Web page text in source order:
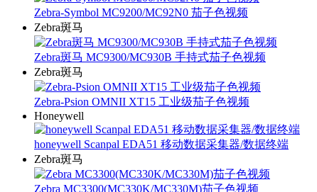
Zebra-Symbol MC9200/MC92N0 茄子色视频
Zebra斑马
Zebra斑马 MC9300/MC930B 手持式茄子色视频
Zebra斑马
Zebra-Psion OMNII XT15 工业级茄子色视频
Honeywell
honeywell Scanpal EDA51 移动数据采集器/数据终端
Zebra斑马
Zebra MC3300(MC330K/MC330M)茄子色视频